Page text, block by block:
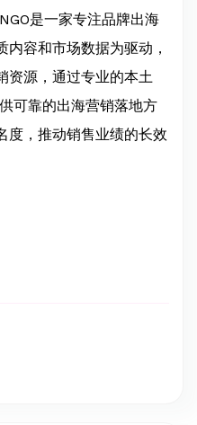
是一家专注品牌出海
容和市场数据为驱动，
资源，通过专业的本土
可靠的出海营销落地方
度，推动销售业绩的长效